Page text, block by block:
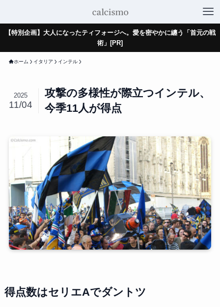
【特別企画】大人になったティフォージへ。愛を密やかに纏う「首元の戦
術」[PR]
ホーム イタリア インテル
攻撃の多様性が際立つインテル、
今季11人が得点
2025
11/04
得点数はセリエAでダントツ